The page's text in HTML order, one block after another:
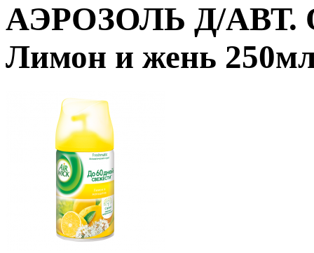
АЭРОЗОЛЬ Д/АВТ.
Лимон и жень